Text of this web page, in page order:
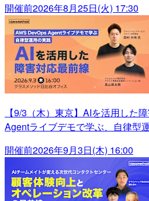
開催前2026年8月25日(火) 17:30
【9/3（木）東京】AIを活用した
Agentライブデモで学ぶ、自律型
開催前2026年9月3日(木) 16:00